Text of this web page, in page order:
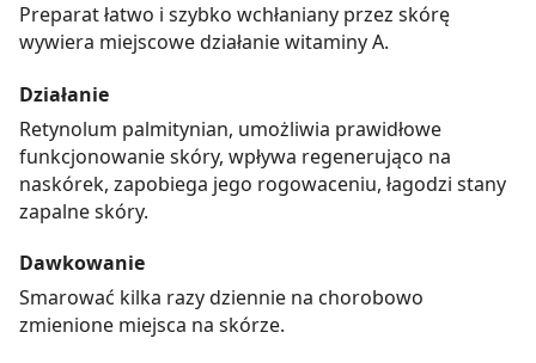
Preparat łatwo i szybko wchłaniany przez skórę
wywiera miejscowe działanie witaminy A.
Działanie
Retynolum palmitynian, umożliwia prawidłowe
funkcjonowanie skóry, wpływa regenerująco na
naskórek, zapobiega jego rogowaceniu, łagodzi stany
zapalne skóry.
Dawkowanie
Smarować kilka razy dziennie na chorobowo
zmienione miejsca na skórze.